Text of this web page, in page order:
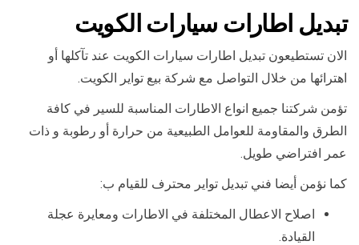
تبديل اطارات سيارات الكويت
الان تستطيعون تبديل اطارات سيارات الكويت عند تآكلها أو
اهترائها من خلال التواصل مع شركة بيع تواير الكويت.
تؤمن شركتنا جميع انواع الاطارات المناسبة للسير في كافة
الطرق والمقاومة للعوامل الطبيعية من حرارة أو رطوبة و ذات
عمر افتراضي طويل.
كما نؤمن أيضا فني تبديل تواير محترف للقيام ب:
اصلاح الاعطال المختلفة في الاطارات ومعايرة عجلة
القيادة.